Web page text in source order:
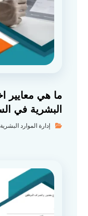
ما هي معايير
البشرية في
إدارة الموارد البشرية